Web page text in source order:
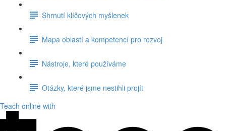
Shrnutí klíčových myšlenek
Mapa oblastí a kompetencí pro rozvoj
Nástroje, které používáme
Otázky, které jsme nestihli projít
Teach online with